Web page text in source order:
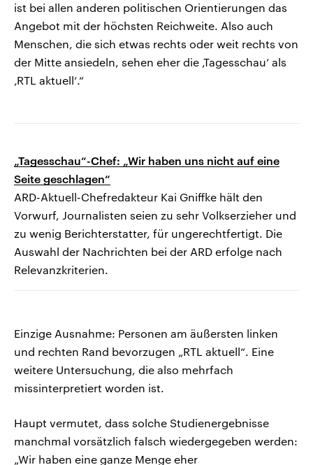
ist bei allen anderen politischen Orientierungen das
Angebot mit der höchsten Reichweite. Also auch
Menschen, die sich etwas rechts oder weit rechts von
der Mitte ansiedeln, sehen eher die ‚Tagesschau‘ als
‚RTL aktuell‘.“
„Tagesschau“-Chef: „Wir haben uns nicht auf eine
Seite geschlagen“
ARD-Aktuell-Chefredakteur Kai Gniffke hält den
Vorwurf, Journalisten seien zu sehr Volkserzieher und
zu wenig Berichterstatter, für ungerechtfertigt. Die
Auswahl der Nachrichten bei der ARD erfolge nach
Relevanzkriterien.
Einzige Ausnahme: Personen am äußersten linken
und rechten Rand bevorzugen „RTL aktuell“. Eine
weitere Untersuchung, die also mehrfach
missinterpretiert worden ist.
Haupt vermutet, dass solche Studienergebnisse
manchmal vorsätzlich falsch wiedergegeben werden:
„Wir haben eine ganze Menge eher